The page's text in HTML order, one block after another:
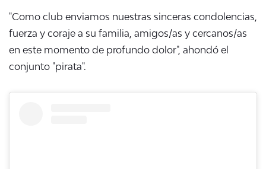
"Como club enviamos nuestras sinceras condolencias,
fuerza y coraje a su familia, amigos/as y cercanos/as
en este momento de profundo dolor", ahondó el
conjunto "pirata".